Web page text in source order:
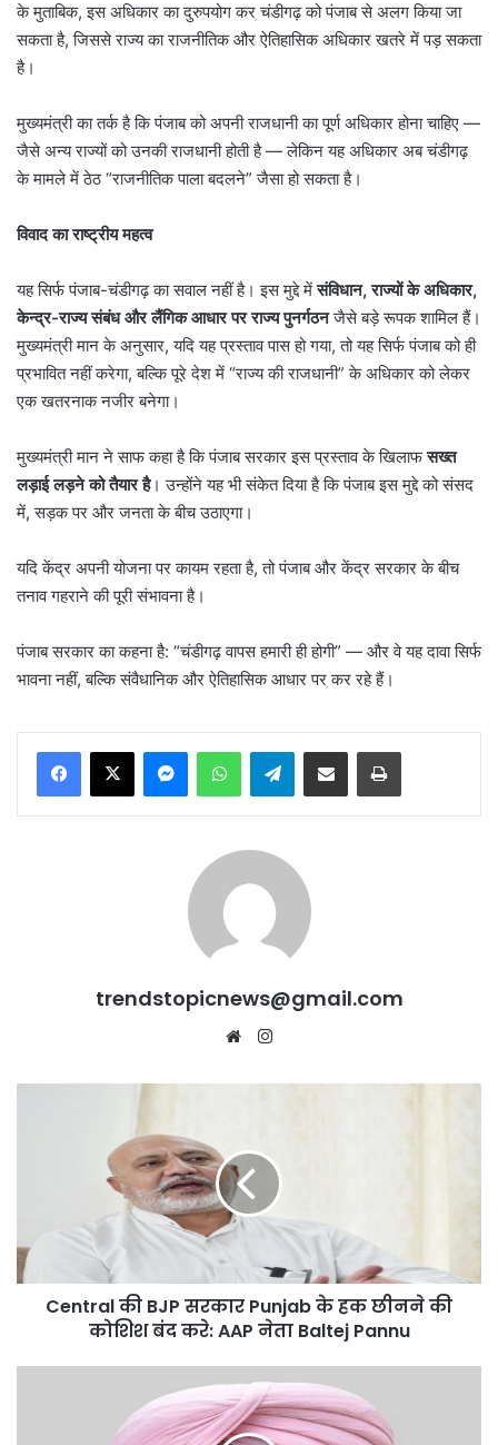
के मुताबिक, इस अधिकार का दुरुपयोग कर चंडीगढ़ को पंजाब से अलग किया जा
सकता है, जिससे राज्य का राजनीतिक और ऐतिहासिक अधिकार खतरे में पड़ सकता
है।
मुख्यमंत्री का तर्क है कि पंजाब को अपनी राजधानी का पूर्ण अधिकार होना चाहिए —
जैसे अन्य राज्यों को उनकी राजधानी होती है — लेकिन यह अधिकार अब चंडीगढ़
के मामले में ठेठ “राजनीतिक पाला बदलने” जैसा हो सकता है।
विवाद का राष्ट्रीय महत्व
यह सिर्फ पंजाब-चंडीगढ़ का सवाल नहीं है। इस मुद्दे मेंसंविधान,राज्यों के अधिकार,
केन्द्र-राज्य संबंध और लैंगिक आधार पर राज्य पुनर्गठनजैसे बड़े रूपक शामिल हैं।
मुख्यमंत्री मान के अनुसार, यदि यह प्रस्ताव पास हो गया, तो यह सिर्फ पंजाब को ही
प्रभावित नहीं करेगा, बल्कि पूरे देश में “राज्य की राजधानी” के अधिकार को लेकर
एक खतरनाक नजीर बनेगा।
मुख्यमंत्री मान ने साफ कहा है कि पंजाब सरकार इस प्रस्ताव के खिलाफसख्त
लड़ाई लड़ने को तैयार है। उन्होंने यह भी संकेत दिया है कि पंजाब इस मुद्दे को संसद
में, सड़क पर और जनता के बीच उठाएगा।
यदि केंद्र अपनी योजना पर कायम रहता है, तो पंजाब और केंद्र सरकार के बीच
तनाव गहराने की पूरी संभावना है।
पंजाब सरकार का कहना है: “चंडीगढ़ वापस हमारी ही होगी” — और वे यह दावा सिर्फ
भावना नहीं, बल्कि संवैधानिक और ऐतिहासिक आधार पर कर रहे हैं।
MessengerWhatsAppTelegramShare via Email Print
trendstopicnews@gmail.com
Website
छीनने
की
कोशिशCentral की BJP सरकार Punjab के हक छीनने की
कोशिश बंद करे: AAP नेता Baltej Pannu